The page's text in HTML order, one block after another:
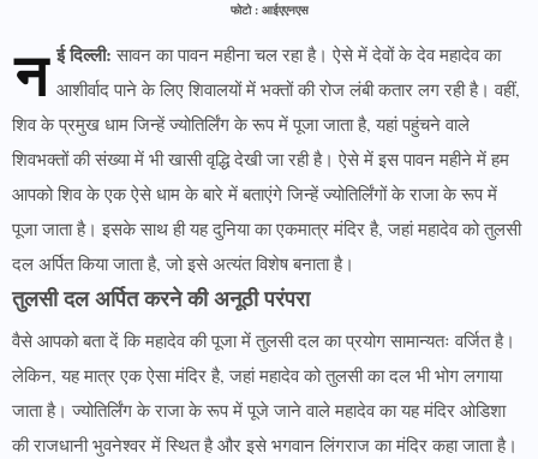
फोटो : आईएएनएस
न ई दिल्ली: सावन का पावन महीना चल रहा है। ऐसे में देवों के देव महादेव का
आशीर्वाद पाने के लिए शिवालयों में भक्तों की रोज लंबी कतार लग रही है। वहीं,
शिव के प्रमुख धाम जिन्हें ज्योतिर्लिंग के रूप में पूजा जाता है, यहां पहुंचने वाले
शिवभक्तों की संख्या में भी खासी वृद्धि देखी जा रही है। ऐसे में इस पावन महीने में हम
आपको शिव के एक ऐसे धाम के बारे में बताएंगे जिन्हें ज्योतिर्लिंगों के राजा के रूप में
पूजा जाता है। इसके साथ ही यह दुनिया का एकमात्र मंदिर है, जहां महादेव को तुलसी
दल अर्पित किया जाता है, जो इसे अत्यंत विशेष बनाता है।
तुलसी दल अर्पित करने की अनूठी परंपरा
वैसे आपको बता दें कि महादेव की पूजा में तुलसी दल का प्रयोग सामान्यतः वर्जित है।
लेकिन, यह मात्र एक ऐसा मंदिर है, जहां महादेव को तुलसी का दल भी भोग लगाया
जाता है। ज्योतिर्लिंग के राजा के रूप में पूजे जाने वाले महादेव का यह मंदिर ओडिशा
की राजधानी भुवनेश्वर में स्थित है और इसे भगवान लिंगराज का मंदिर कहा जाता है।